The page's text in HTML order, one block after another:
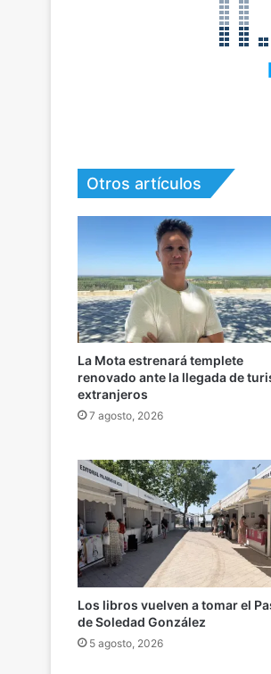
Otros artículos
La Mota estrenará templete
renovado ante la llegada de
extranjeros
7 agosto, 2026
Los libros vuelven a tomar el
de Soledad González
5 agosto, 2026